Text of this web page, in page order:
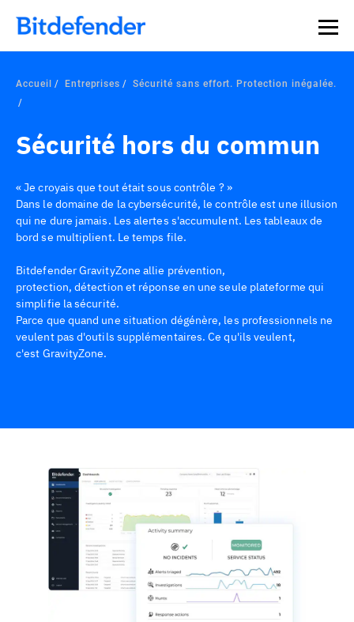
Accueil Entreprises Sécurité sans effort. Protection inégalée.
Sécurité hors du commun
« Je croyais que tout était sous contrôle ? »
Dans le domaine de la cybersécurité, le contrôle est une illusion
qui ne dure jamais. Les alertes s'accumulent. Les tableaux de
bord se multiplient. Le temps file.
Bitdefender GravityZone allie prévention,
protection, détection et réponse en une seule plateforme qui
simplifie la sécurité.
Parce que quand une situation dégénère, les professionnels ne
veulent pas d'outils supplémentaires. Ce qu'ils veulent,
c'est GravityZone.